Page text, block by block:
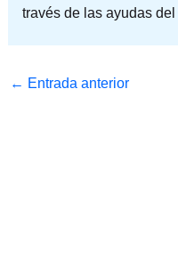
través de las ayudas del
← Entrada anterior